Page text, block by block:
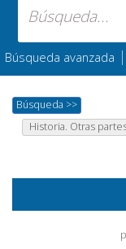
Búsqueda avanzada |
Búsqueda >>
Historia. Otras